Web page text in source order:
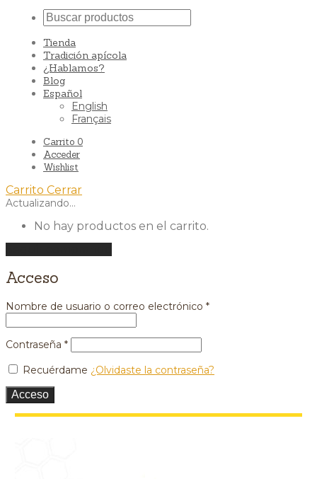
Tienda
Tradición apícola
¿Hablamos?
Blog
Español
English
Français
Carrito 0
Acceder
Wishlist
Carrito Cerrar
Actualizando…
No hay productos en el carrito.
Acceso
Nombre de usuario o correo electrónico *
Contraseña *
Recuérdame ¿Olvidaste la contraseña?
Acceso